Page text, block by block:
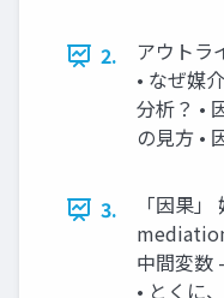
2.
アウトラ
• なぜ媒
分析？ •
の見方 •
3.
「因果
中間変数
• とくに